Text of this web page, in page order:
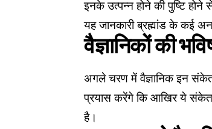
इनके उत्पन्न होने की पुष्टि
यह जानकारी ब्रह्मांड के कई
वैज्ञानिकों की
अगले चरण में वैज्ञानिक इन
प्रयास करेंगे कि आखिर ये संकेत
है।